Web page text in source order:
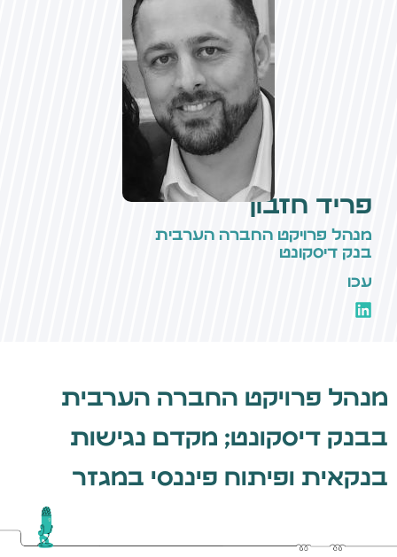
פריד חזבון
מנהל פרויקט החברה הערבית
בנק דיסקונט
עכו
מנהל פרויקט החברה הערבית
בבנק דיסקונט; מקדם נגישות
בנקאית ופיתוח פיננסי במגזר